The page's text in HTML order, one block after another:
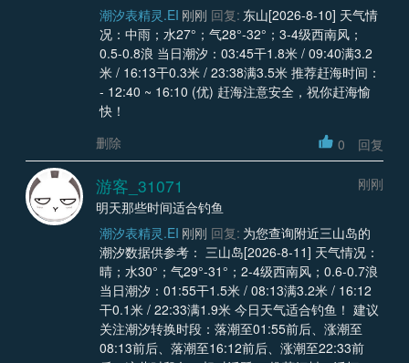
潮汐表精灵.EI 刚刚 回复: 东山[2026-8-10] 天气情
况：中雨；水27°；气28°-32°；3-4级西南风；
0.5-0.8浪 当日潮汐：03:45干1.8米 / 09:40满3.2
米 / 16:13干0.3米 / 23:38满3.5米 推荐赶海时间：
- 12:40 ~ 16:10 (优) 赶海注意安全，祝你赶海愉
快！
删除
0 回复
游客_31071
刚刚
明天那些时间适合钓鱼
潮汐表精灵.EI 刚刚 回复: 为您查询附近三山岛的
潮汐数据供参考： 三山岛[2026-8-11] 天气情况：
晴；水30°；气29°-31°；2-4级西南风；0.6-0.7浪
当日潮汐：01:55干1.5米 / 08:13满3.2米 / 16:12
干0.1米 / 22:33满1.9米 今日天气适合钓鱼！ 建议
关注潮汐转换时段：落潮至01:55前后、涨潮至
08:13前后、落潮至16:12前后、涨潮至22:33前